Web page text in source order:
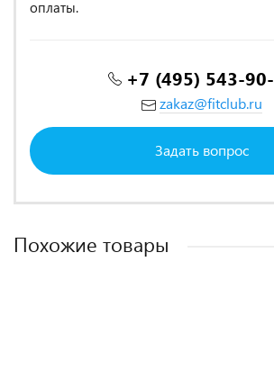
оплаты.
+7 (495) 543-
zakaz@fitclub.ru
Задать вопрос
Похожие товары